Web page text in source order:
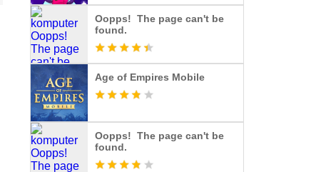
Oopps! The page can't be
found.
Age of Empires Mobile
Oopps! The page can't be
found.